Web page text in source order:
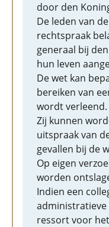
door den
De leden van
rechtspraak
generaal bij
hun leven
De wet kan
bereiken van
wordt verleend.
Zij kunnen
uitspraak van
gevallen bij de
Op eigen
worden
Indien een
ressort voor